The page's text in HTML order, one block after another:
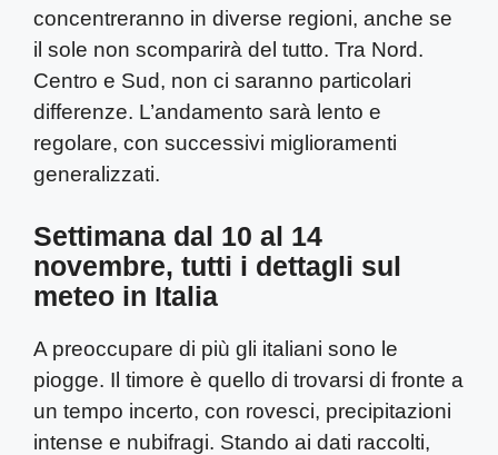
concentreranno in diverse regioni, anche se
il sole non scomparirà del tutto. Tra Nord.
Centro e Sud, non ci saranno particolari
differenze. L’andamento sarà lento e
regolare, con successivi miglioramenti
generalizzati.
Settimana dal 10 al 14
novembre, tutti i dettagli sul
meteo in Italia
A preoccupare di più gli italiani sono le
piogge. Il timore è quello di trovarsi di fronte a
un tempo incerto, con rovesci, precipitazioni
intense e nubifragi. Stando ai dati raccolti,